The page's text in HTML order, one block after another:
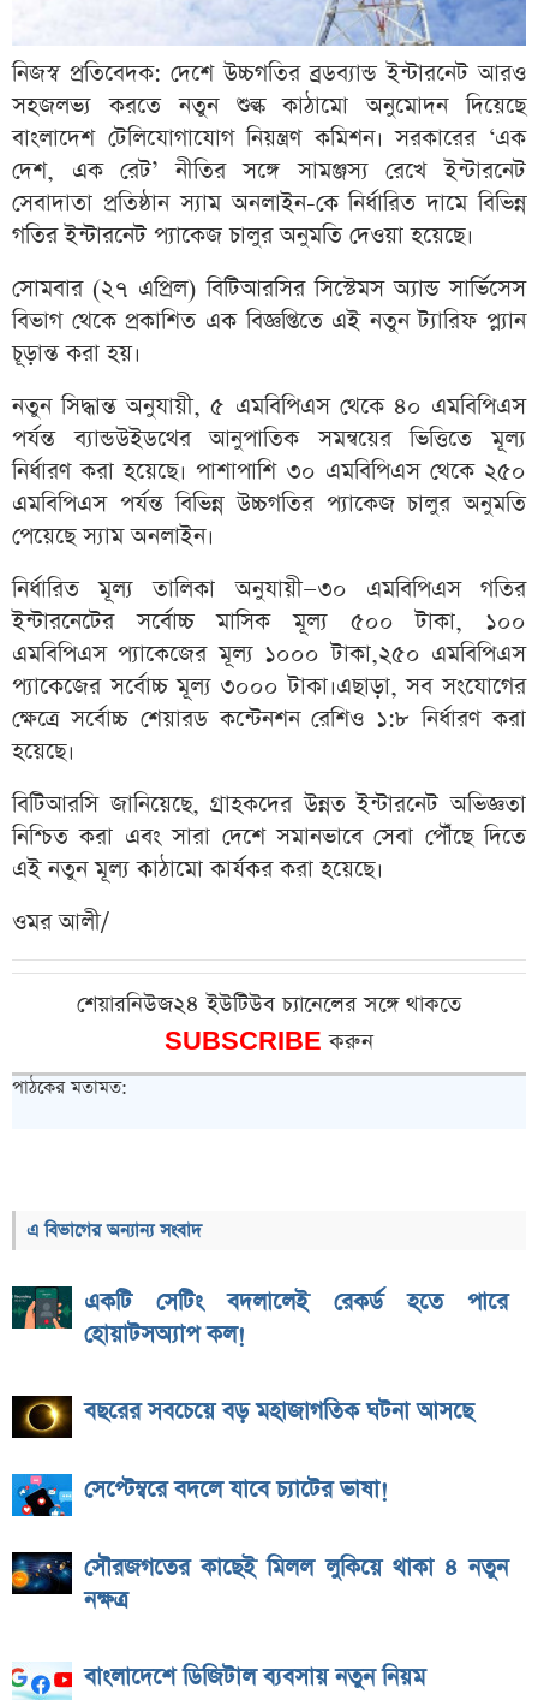
নিজস্ব প্রতিবেদক: দেশে উচ্চগতির ব্রডব্যান্ড ইন্টারনেট আরও
সহজলভ্য করতে নতুন শুল্ক কাঠামো অনুমোদন দিয়েছে
বাংলাদেশ টেলিযোগাযোগ নিয়ন্ত্রণ কমিশন। সরকারের ‘এক
দেশ, এক রেট’ নীতির সঙ্গে সামঞ্জস্য রেখে ইন্টারনেট
সেবাদাতা প্রতিষ্ঠান স্যাম অনলাইন-কে নির্ধারিত দামে বিভিন্ন
গতির ইন্টারনেট প্যাকেজ চালুর অনুমতি দেওয়া হয়েছে।
সোমবার (২৭ এপ্রিল) বিটিআরসির সিস্টেমস অ্যান্ড সার্ভিসেস
বিভাগ থেকে প্রকাশিত এক বিজ্ঞপ্তিতে এই নতুন ট্যারিফ প্ল্যান
চূড়ান্ত করা হয়।
নতুন সিদ্ধান্ত অনুযায়ী, ৫ এমবিপিএস থেকে ৪০ এমবিপিএস
পর্যন্ত ব্যান্ডউইডথের আনুপাতিক সমন্বয়ের ভিত্তিতে মূল্য
নির্ধারণ করা হয়েছে। পাশাপাশি ৩০ এমবিপিএস থেকে ২৫০
এমবিপিএস পর্যন্ত বিভিন্ন উচ্চগতির প্যাকেজ চালুর অনুমতি
পেয়েছে স্যাম অনলাইন।
নির্ধারিত মূল্য তালিকা অনুযায়ী—৩০ এমবিপিএস গতির
ইন্টারনেটের সর্বোচ্চ মাসিক মূল্য ৫০০ টাকা, ১০০
এমবিপিএস প্যাকেজের মূল্য ১০০০ টাকা,২৫০ এমবিপিএস
প্যাকেজের সর্বোচ্চ মূল্য ৩০০০ টাকা।এছাড়া, সব সংযোগের
ক্ষেত্রে সর্বোচ্চ শেয়ারড কন্টেনশন রেশিও ১:৮ নির্ধারণ করা
হয়েছে।
বিটিআরসি জানিয়েছে, গ্রাহকদের উন্নত ইন্টারনেট অভিজ্ঞতা
নিশ্চিত করা এবং সারা দেশে সমানভাবে সেবা পৌঁছে দিতে
এই নতুন মূল্য কাঠামো কার্যকর করা হয়েছে।
ওমর আলী/
শেয়ারনিউজ২৪ ইউটিউব চ্যানেলের সঙ্গে থাকতে
SUBSCRIBEকরুন
পাঠকের মতামত:
এ বিভাগের অন্যান্য সংবাদ
একটি সেটিং বদলালেই রেকর্ড হতে পারে
হোয়াটসঅ্যাপ কল!
বছরের সবচেয়ে বড় মহাজাগতিক ঘটনা আসছে
সেপ্টেম্বরে বদলে যাবে চ্যাটের ভাষা!
সৌরজগতের কাছেই মিলল লুকিয়ে থাকা ৪ নতুন
নক্ষত্র
বাংলাদেশে ডিজিটাল ব্যবসায় নতুন নিয়ম